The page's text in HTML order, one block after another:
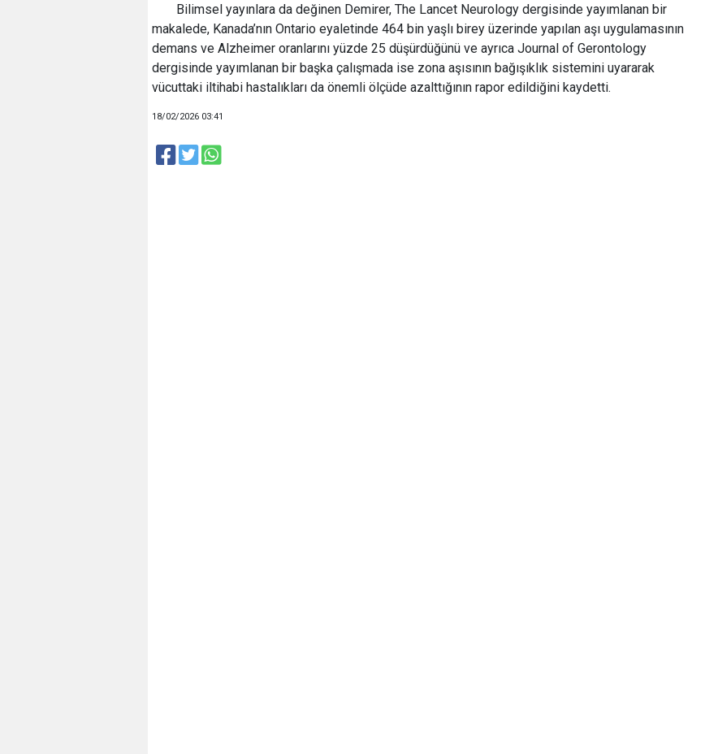
Bilimsel yayınlara da değinen Demirer, The Lancet Neurology dergisinde yayımlanan bir
makalede, Kanada’nın Ontario eyaletinde 464 bin yaşlı birey üzerinde yapılan aşı uygulamasının
demans ve Alzheimer oranlarını yüzde 25 düşürdüğünü ve ayrıca Journal of Gerontology
dergisinde yayımlanan bir başka çalışmada ise zona aşısının bağışıklık sistemini uyararak
vücuttaki iltihabi hastalıkları da önemli ölçüde azalttığının rapor edildiğini kaydetti.
18/02/2026 03:41